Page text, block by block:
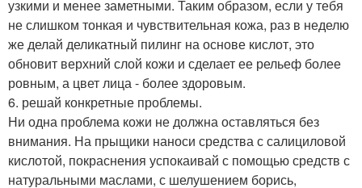
узкими и менее заметными. Таким образом, если у тебя
не слишком тонкая и чувствительная кожа, раз в неделю
же делай деликатный пилинг на основе кислот, это
обновит верхний слой кожи и сделает ее рельеф более
ровным, а цвет лица - более здоровым.
6. решай конкретные проблемы.
Ни одна проблема кожи не должна оставляться без
внимания. На прыщики наноси средства с салициловой
кислотой, покраснения успокаивай с помощью средств с
натуральными маслами, с шелушением борись,